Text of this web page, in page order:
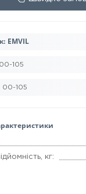
EMVIL
00-105
00-105
кг: